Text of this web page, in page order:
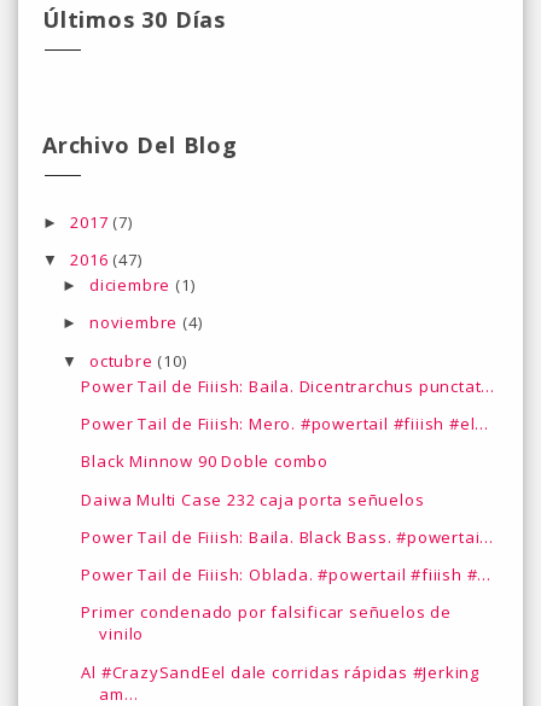
Últimos 30 Días
Archivo Del Blog
►2017 (7)
▼2016 (47)
► diciembre (1)
► noviembre (4)
▼ octubre (10)
Power Tail de Fiiish: Baila. Dicentrarchus punctat...
Power Tail de Fiiish: Mero. #powertail #fiiish #el...
Black Minnow 90 Doble combo
Daiwa Multi Case 232 caja porta señuelos
Power Tail de Fiiish: Baila. Black Bass. #powertai...
Power Tail de Fiiish: Oblada. #powertail #fiiish #...
Primer condenado por falsificar señuelos de
vinilo
Al #CrazySandEel dale corridas rápidas #Jerking
am...